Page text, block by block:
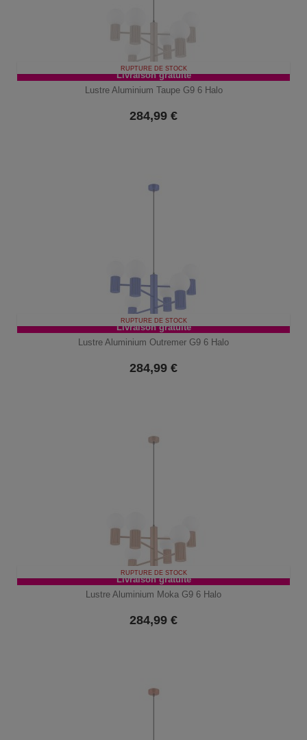
Livraison gratuite
RUPTURE DE STOCK
Lustre Aluminium Taupe G9 6 Halo
284,99 €
Livraison gratuite
RUPTURE DE STOCK
Lustre Aluminium Outremer G9 6 Halo
284,99 €
Livraison gratuite
RUPTURE DE STOCK
Lustre Aluminium Moka G9 6 Halo
284,99 €